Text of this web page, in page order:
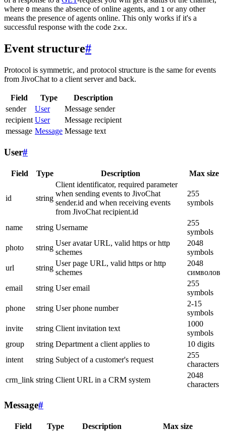
where 0 means the absence of online agents, and 1 or any other
means the presence of agents online. This only works if it's a
successful response with the code 2xx.
Event structure#
Protocol is symmetric, and protocol structure is the same for events
from JivoChat to a client server and back.
Field Type
Description
sender
User
Message sender
recipient User
Message recipient
message Message Message text
User#
Field Type Description Max size
id string
Client identificator, required parameter
when sending events to JivoChat
sender.id and when receiving events
from JivoChat recipient.id
255
symbols
name string Username
255
symbols
photo
string
User avatar URL, valid https or http
schemes
2048
symbols
url
string
User page URL, valid https or http
schemes
2048
символов
email
string User email
255
symbols
phone
string User phone number
2-15
symbols
invite
string Client invitation text
1000
symbols
group
string Department a client applies to
10 digits
intent
string Subject of a customer's request
255
characters
crm_link string Client URL in a CRM system
2048
characters
Message#
Field Type Description Max size